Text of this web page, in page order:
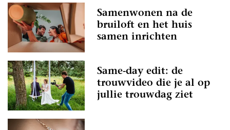
Samenwonen na de
bruiloft en het huis
samen inrichten
Same-day edit: de
trouwvideo die je al op
jullie trouwdag ziet